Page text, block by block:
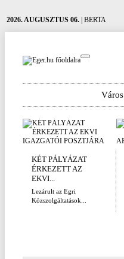
2026. AUGUSZTUS 06. | BERTA
Város
KÉT PÁLYÁZAT
ÉRKEZETT AZ
EKVI...
Lezárult az Egri
Közszolgáltatások...